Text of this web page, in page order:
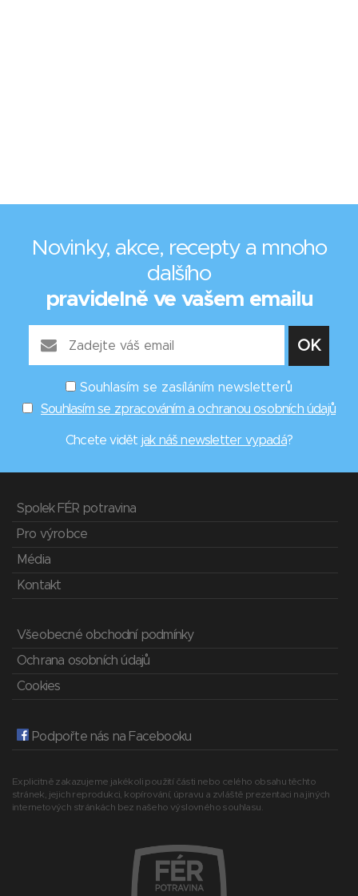
Novinky, akce, recepty a mnoho
dalšího
pravidelně ve vašem emailu
Souhlasím se zasíláním newsletterů
Souhlasím se zpracováním a ochranou osobních údajů
Chcete vidět jak náš newsletter vypadá?
Spolek FÉR potravina
Pro výrobce
Média
Kontakt
Všeobecné obchodní podmínky
Ochrana osobních údajů
Cookies
Podpořte nás na Facebooku
Explicitně zakazujeme jakékoli použití části nebo celého obsahu těchto
stránek, jejich reprodukci, kopírování, úpravu a zvláště prezentaci na jiných
internetových stránkách bez našeho výslovného souhlasu.